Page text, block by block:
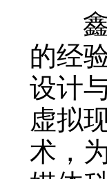
鑫
的经
设计
虚拟
术，